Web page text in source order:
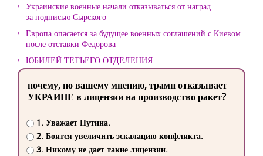
Украинские военные начали отказываться от наград
за подписью Сырского
Европа опасается за будущее военных соглашений с Киевом
после отставки Федорова
ЮБИЛЕЙ ТЕТЬЕГО ОТДЕЛЕНИЯ
почему, по вашему мнению, трамп отказывает
УКРАИНЕ в лицензии на производство ракет?
1. Уважает Путина.
2. Боится увеличить эскалацию конфликта.
3. Никому не дает такие лицензии.